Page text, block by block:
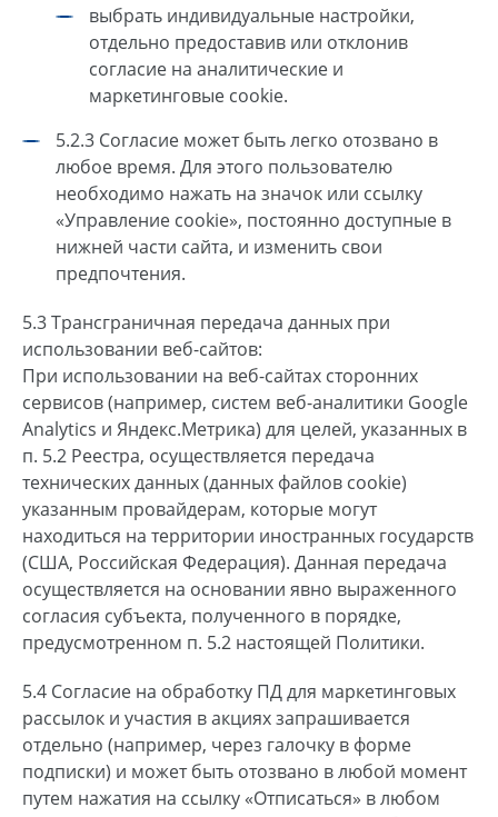
выбрать индивидуальные настройки,
отдельно предоставив или отклонив
согласие на аналитические и
маркетинговые cookie.
5.2.3 Согласие может быть легко отозвано в
любое время. Для этого пользователю
необходимо нажать на значок или ссылку
«Управление cookie», постоянно доступные в
нижней части сайта, и изменить свои
предпочтения.
5.3 Трансграничная передача данных при
использовании веб-сайтов:
При использовании на веб-сайтах сторонних
сервисов (например, систем веб-аналитики Google
Analytics и Яндекс.Метрика) для целей, указанных в
п. 5.2 Реестра, осуществляется передача
технических данных (данных файлов cookie)
указанным провайдерам, которые могут
находиться на территории иностранных государств
(США, Российская Федерация). Данная передача
осуществляется на основании явно выраженного
согласия субъекта, полученного в порядке,
предусмотренном п. 5.2 настоящей Политики.
5.4 Согласие на обработку ПД для маркетинговых
рассылок и участия в акциях запрашивается
отдельно (например, через галочку в форме
подписки) и может быть отозвано в любой момент
путем нажатия на ссылку «Отписаться» в любом